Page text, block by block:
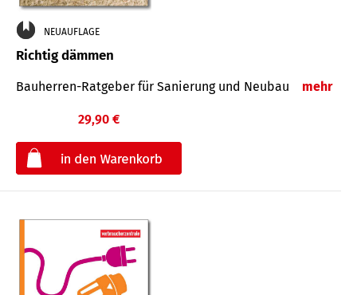
NEUAUFLAGE
Richtig dämmen
Bauherren-Ratgeber für Sanierung und Neubau mehr
29,90 €